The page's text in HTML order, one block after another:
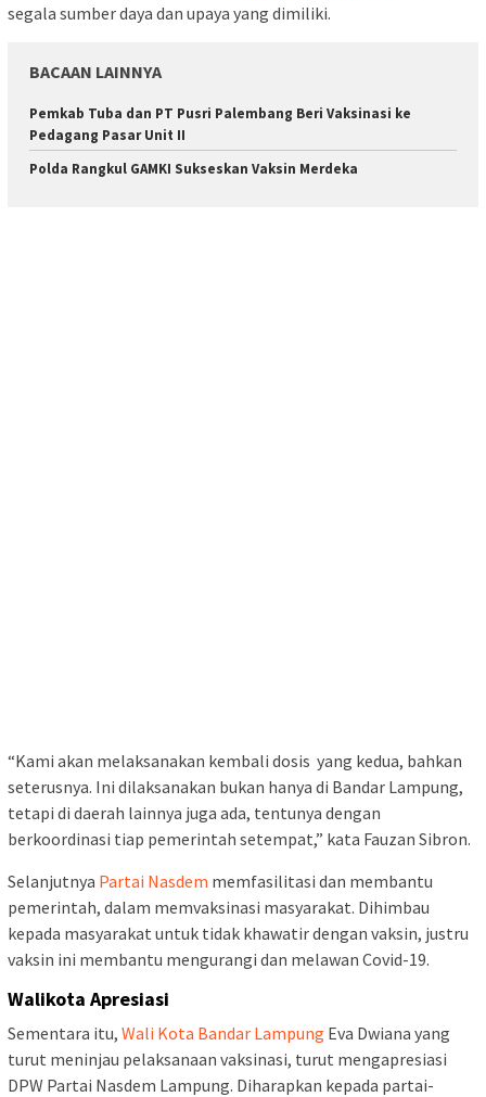
segala sumber daya dan upaya yang dimiliki.
BACAAN LAINNYA
Pemkab Tuba dan PT Pusri Palembang Beri Vaksinasi ke
Pedagang Pasar Unit II
Polda Rangkul GAMKI Sukseskan Vaksin Merdeka
“Kami akan melaksanakan kembali dosis yang kedua, bahkan
seterusnya. Ini dilaksanakan bukan hanya di Bandar Lampung,
tetapi di daerah lainnya juga ada, tentunya dengan
berkoordinasi tiap pemerintah setempat,” kata Fauzan Sibron.
Selanjutnya Partai Nasdem memfasilitasi dan membantu
pemerintah, dalam memvaksinasi masyarakat. Dihimbau
kepada masyarakat untuk tidak khawatir dengan vaksin, justru
vaksin ini membantu mengurangi dan melawan Covid-19.
Walikota Apresiasi
Sementara itu, Wali Kota Bandar Lampung Eva Dwiana yang
turut meninjau pelaksanaan vaksinasi, turut mengapresiasi
DPW Partai Nasdem Lampung. Diharapkan kepada partai-